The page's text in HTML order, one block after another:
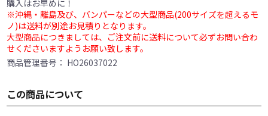
購入はお早めに！
※沖縄・離島及び、バンパーなどの大型商品(200サイズを超えるモ
ノ)は送料が別途お見積りとなります。
大型商品につきましては、ご注文前に送料について必ずお問い合わ
せくださいますようお願い致します。
商品管理番号： HO26037022
この商品について